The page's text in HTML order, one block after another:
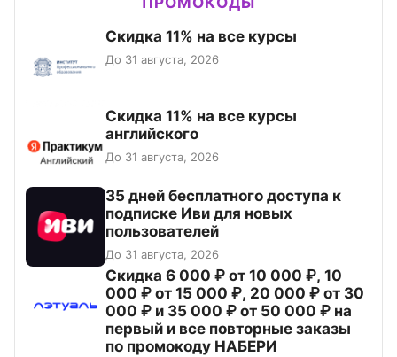
Скидка 11% на все курсы
До 31 августа, 2026
Скидка 11% на все курсы
английского
До 31 августа, 2026
35 дней бесплатного доступа к
подписке Иви для новых
пользователей
До 31 августа, 2026
Скидка 6 000 ₽ от 10 000 ₽, 10
000 ₽ от 15 000 ₽, 20 000 ₽ от 30
000 ₽ и 35 000 ₽ от 50 000 ₽ на
первый и все повторные заказы
по промокоду НАБЕРИ